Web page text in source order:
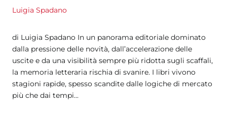
Luigia Spadano
di Luigia Spadano In un panorama editoriale dominato
dalla pressione delle novità, dall’accelerazione delle
uscite e da una visibilità sempre più ridotta sugli scaffali,
la memoria letteraria rischia di svanire. I libri vivono
stagioni rapide, spesso scandite dalle logiche di mercato
più che dai tempi...